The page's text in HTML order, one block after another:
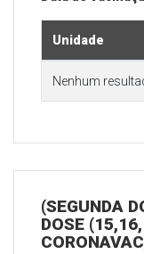
Unidade
Nenhum
(SEGUNDA
DOSE